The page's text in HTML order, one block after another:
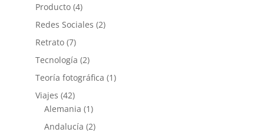
Producto(4)
Redes Sociales (2)
Retrato(7)
Tecnología (2)
Teoría fotográfica (1)
Viajes (42)
Alemania (1)
Andalucía (2)